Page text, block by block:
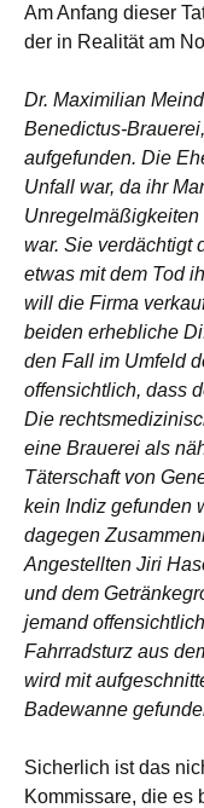
Am Anfang dieser
der in Realität am
Dr. Maximilian
Benedictus-
aufgefunden. Die
Unfall war, da ihr
war. Sie verdächtigt
etwas mit dem Tod
will die Firma
beiden erhebliche
den Fall im Umfeld
offensichtlich, dass
Die
eine Brauerei als
Täterschaft von
kein Indiz gefunden
dagegen
Angestellten Jiri
und dem
jemand
Fahrradsturz aus
wird mit
Badewanne
Sicherlich ist das
Kommissare, die es